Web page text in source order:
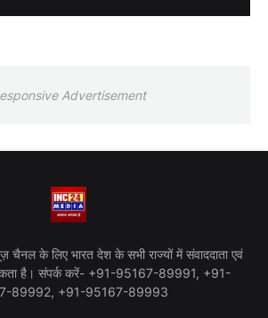
Advertisement
चैनल के लिए भारत देश के सभी राज्यों में संवाददाता एवं
है। संपर्क करें- +91-95167-89991, +91-
89992, +91-95167-89993